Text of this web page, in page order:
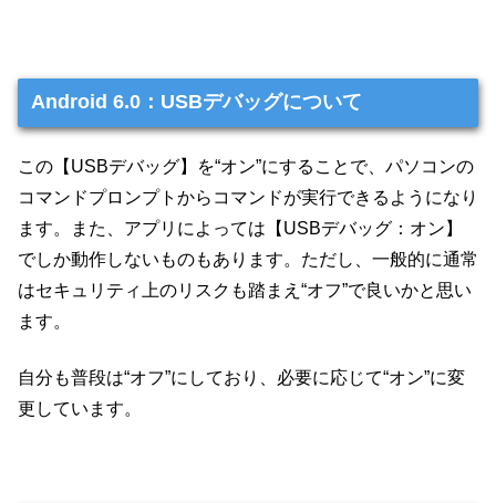
Android 6.0：USBデバッグについて
この【USBデバッグ】を“オン”にすることで、パソコンの
コマンドプロンプトからコマンドが実行できるようになり
ます。また、アプリによっては【USBデバッグ：オン】
でしか動作しないものもあります。ただし、一般的に通常
はセキュリティ上のリスクも踏まえ“オフ”で良いかと思い
ます。
自分も普段は“オフ”にしており、必要に応じて“オン”に変
更しています。